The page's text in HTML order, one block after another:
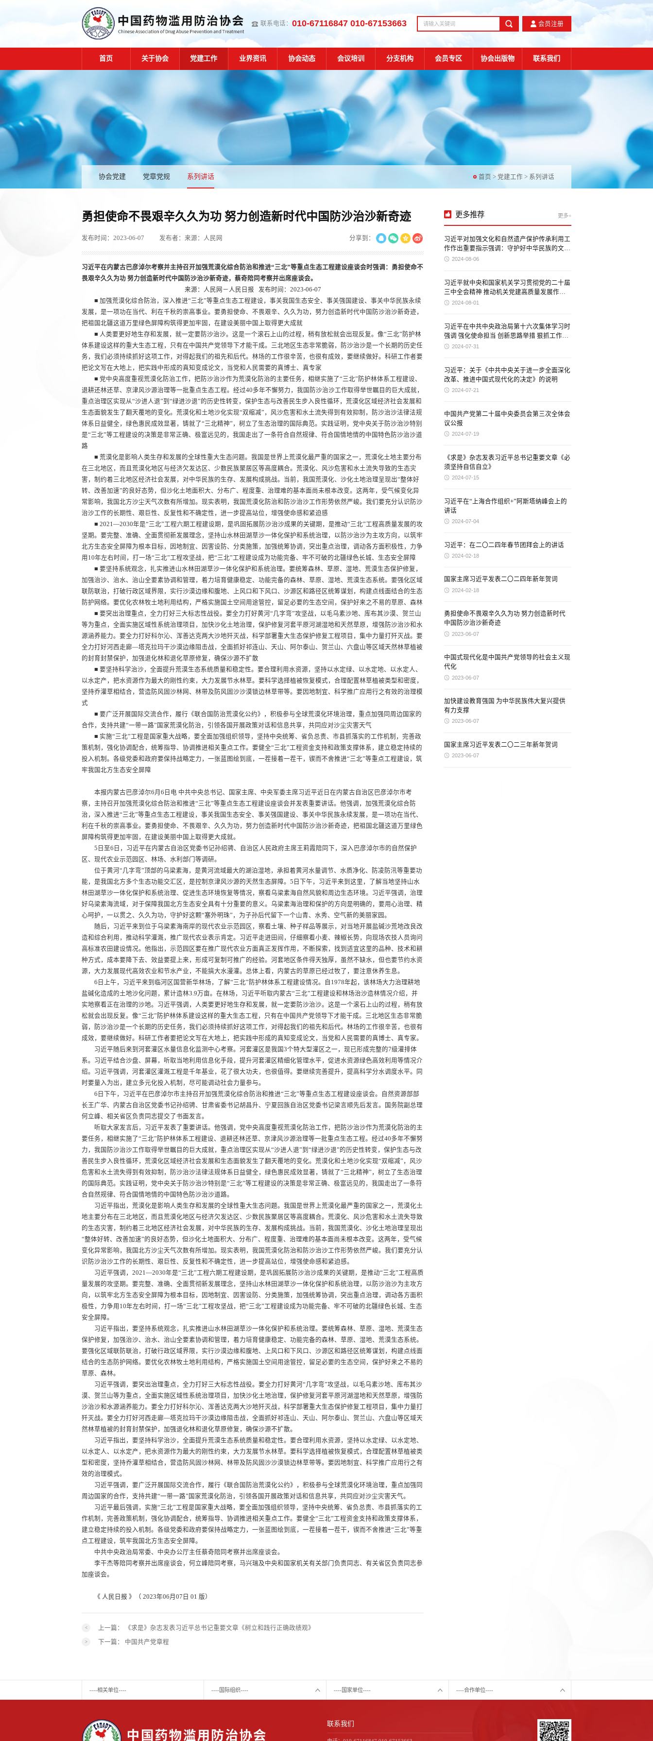
联系电话：010-67116847 010-67153663 会员注册
首页 关于协会 党建工作 业界资讯 协会动态 会议培训 分支机构 会员专区 协会出版物 联系我们
协会党建 党章党规 系列讲话 首页 > 党建工作 > 系列讲话
勇担使命不畏艰辛久久为功 努力创造新时代中国防沙治沙新奇迹
发布时间：2023-06-07 发布者：来源：人民网 分享到：
习近平在内蒙古巴彦淖尔考察并主持召开加强荒漠化综合防治和推进“三北”等重点生态工程建设座谈会时强调：勇担使命不
畏艰辛久久为功 努力创造新时代中国防沙治沙新奇迹，蔡奇陪同考察并出席座谈会。
来源：人民网－人民日报 发布时间：2023-06-07
■ 加强荒漠化综合防治，深入推进“三北”等重点生态工程建设，事关我国生态安全、事关强国建设、事关中华民族永续
发展，是一项功在当代、利在千秋的崇高事业。要勇担使命、不畏艰辛、久久为功，努力创造新时代中国防沙治沙新奇迹，
把祖国北疆这道万里绿色屏障构筑得更加牢固，在建设美丽中国上取得更大成就
■ 人类要更好地生存和发展，就一定要防沙治沙。这是一个滚石上山的过程，稍有放松就会出现反复。像“三北”防护林
体系建设这样的重大生态工程，只有在中国共产党领导下才能干成。三北地区生态非常脆弱，防沙治沙是一个长期的历史任
务，我们必须持续抓好这项工作，对得起我们的祖先和后代。林场的工作很辛苦，也很有成效，要继续做好。科研工作者要
把论文写在大地上，把实践中形成的真知变成论文，当党和人民需要的真博士、真专家
■ 党中央高度重视荒漠化防治工作，把防沙治沙作为荒漠化防治的主要任务，相继实施了“三北”防护林体系工程建设、
退耕还林还草、京津风沙源治理等一批重点生态工程。经过40多年不懈努力，我国防沙治沙工作取得举世瞩目的巨大成就，
重点治理区实现从“沙进人退”到“绿进沙退”的历史性转变，保护生态与改善民生步入良性循环，荒漠化区域经济社会发展和
生态面貌发生了翻天覆地的变化。荒漠化和土地沙化实现“双缩减”，风沙危害和水土流失得到有效抑制，防沙治沙法律法规
体系日益健全，绿色惠民成效显著，铸就了“三北精神”，树立了生态治理的国际典范。实践证明，党中央关于防沙治沙特别
是“三北”等工程建设的决策是非常正确、极富远见的，我国走出了一条符合自然规律、符合国情地情的中国特色防沙治沙道
路
■ 荒漠化是影响人类生存和发展的全球性重大生态问题。我国是世界上荒漠化最严重的国家之一，荒漠化土地主要分布
在三北地区，而且荒漠化地区与经济欠发达区、少数民族聚居区等高度耦合。荒漠化、风沙危害和水土流失导致的生态灾
害，制约着三北地区经济社会发展，对中华民族的生存、发展构成挑战。当前，我国荒漠化、沙化土地治理呈现出“整体好
转、改善加速”的良好态势，但沙化土地面积大、分布广、程度重、治理难的基本面尚未根本改变。这两年，受气候变化异
常影响，我国北方沙尘天气次数有所增加。现实表明，我国荒漠化防治和防沙治沙工作形势依然严峻。我们要充分认识防沙
治沙工作的长期性、艰巨性、反复性和不确定性，进一步提高站位，增强使命感和紧迫感
■ 2021—2030年是“三北”工程六期工程建设期，是巩固拓展防沙治沙成果的关键期，是推动“三北”工程高质量发展的攻
坚期。要完整、准确、全面贯彻新发展理念，坚持山水林田湖草沙一体化保护和系统治理，以防沙治沙为主攻方向，以筑牢
北方生态安全屏障为根本目标，因地制宜、因害设防、分类施策，加强统筹协调，突出重点治理，调动各方面积极性，力争
用10年左右时间，打一场“三北”工程攻坚战，把“三北”工程建设成为功能完备、牢不可破的北疆绿色长城、生态安全屏障
■ 要坚持系统观念，扎实推进山水林田湖草沙一体化保护和系统治理。要统筹森林、草原、湿地、荒漠生态保护修复，
加强治沙、治水、治山全要素协调和管理，着力培育健康稳定、功能完备的森林、草原、湿地、荒漠生态系统。要强化区域
联防联治，打破行政区域界限，实行沙漠边缘和腹地、上风口和下风口、沙源区和路径区统筹谋划，构建点线面结合的生态
防护网络。要优化农林牧土地利用结构，严格实施国土空间用途管控，留足必要的生态空间，保护好来之不易的草原、森林
■ 要突出治理重点，全力打好三大标志性战役。要全力打好黄河“几字弯”攻坚战，以毛乌素沙地、库布其沙漠、贺兰山
等为重点，全面实施区域性系统治理项目，加快沙化土地治理，保护修复河套平原河湖湿地和天然草原，增强防沙治沙和水
源涵养能力。要全力打好科尔沁、浑善达克两大沙地歼灭战，科学部署重大生态保护修复工程项目，集中力量打歼灭战。要
全力打好河西走廊—塔克拉玛干沙漠边缘阻击战，全面抓好祁连山、天山、阿尔泰山、贺兰山、六盘山等区域天然林草植被
的封育封禁保护，加强退化林和退化草原修复，确保沙源不扩散
■ 要坚持科学治沙，全面提升荒漠生态系统质量和稳定性。要合理利用水资源，坚持以水定绿、以水定地、以水定人、
以水定产，把水资源作为最大的刚性约束，大力发展节水林草。要科学选择植被恢复模式，合理配置林草植被类型和密度，
坚持乔灌草相结合，营造防风固沙林网、林带及防风固沙沙漠锁边林草带等。要因地制宜、科学推广应用行之有效的治理模
式
■ 要广泛开展国际交流合作，履行《联合国防治荒漠化公约》，积极参与全球荒漠化环境治理，重点加强同周边国家的
合作，支持共建“一带一路”国家荒漠化防治，引领各国开展政策对话和信息共享，共同应对沙尘灾害天气
■ 实施“三北”工程是国家重大战略，要全面加强组织领导，坚持中央统筹、省负总责、市县抓落实的工作机制，完善政
策机制，强化协调配合，统筹指导、协调推进相关重点工作。要健全“三北”工程资金支持和政策支撑体系，建立稳定持续的
投入机制。各级党委和政府要保持战略定力，一张蓝图绘到底，一茬接着一茬干，锲而不舍推进“三北”等重点工程建设，筑
牢我国北方生态安全屏障
本报内蒙古巴彦淖尔6月6日电 中共中央总书记、国家主席、中央军委主席习近平近日在内蒙古自治区巴彦淖尔市考
察，主持召开加强荒漠化综合防治和推进“三北”等重点生态工程建设座谈会并发表重要讲话。他强调，加强荒漠化综合防
治，深入推进“三北”等重点生态工程建设，事关我国生态安全、事关强国建设、事关中华民族永续发展，是一项功在当代、
利在千秋的崇高事业。要勇担使命、不畏艰辛、久久为功，努力创造新时代中国防沙治沙新奇迹，把祖国北疆这道万里绿色
屏障构筑得更加牢固，在建设美丽中国上取得更大成就。
5日至6日，习近平在内蒙古自治区党委书记孙绍骋、自治区人民政府主席王莉霞陪同下，深入巴彦淖尔市的自然保护
区、现代农业示范园区、林场、水利部门等调研。
位于黄河“几字弯”顶部的乌梁素海，是黄河流域最大的湖泊湿地，承担着黄河水量调节、水质净化、防凌防汛等重要功
能，是我国北方多个生态功能交汇区，是控制京津风沙源的天然生态屏障。5日下午，习近平来到这里，了解当地坚持山水
林田湖草沙一体化保护和系统治理、促进生态环境恢复等情况，察看乌梁素海自然风貌和周边生态环境。习近平强调，治理
好乌梁素海流域，对于保障我国北方生态安全具有十分重要的意义。乌梁素海治理和保护的方向是明确的，要用心治理、精
心呵护，一以贯之、久久为功，守护好这颗“塞外明珠”，为子孙后代留下一个山青、水秀、空气新的美丽家园。
随后，习近平来到位于乌梁素海南岸的现代农业示范园区，察看土壤、种子样品等展示，对当地开展盐碱沙荒地改良改
造和综合利用，推动科学灌溉，推广现代农业表示肯定。习近平走进田间，仔细察看小麦、辣椒长势，向现场农技人员询问
高标准农田建设情况。他指出，示范园区要在推广现代农业方面真正发挥作用，不断探索，找到适宜这里的品种、技术和耕
种方式，成本要降下去、效益要提上来，形成可复制可推广的经验。河套地区条件得天独厚，虽然不缺水，但也要节约水资
源，大力发展现代高效农业和节水产业，不能搞大水漫灌。总体上看，内蒙古的草原已经过牧了，要注意休养生息。
6日上午，习近平来到临河区国营新华林场，了解“三北”防护林体系工程建设情况。自1978年起，该林场大力治理耕地
盐碱化造成的土地沙化问题，累计造林3.9万亩。在林场，习近平听取内蒙古“三北”工程建设和林场治沙造林情况介绍，并
实地察看正在治理的沙地。习近平强调，人类要更好地生存和发展，就一定要防沙治沙。这是一个滚石上山的过程，稍有放
松就会出现反复。像“三北”防护林体系建设这样的重大生态工程，只有在中国共产党领导下才能干成。三北地区生态非常脆
弱，防沙治沙是一个长期的历史任务，我们必须持续抓好这项工作，对得起我们的祖先和后代。林场的工作很辛苦，也很有
成效，要继续做好。科研工作者要把论文写在大地上，把实践中形成的真知变成论文，当党和人民需要的真博士、真专家。
习近平随后来到河套灌区水量信息化监测中心考察。河套灌区是我国3个特大型灌区之一，现已形成完整的7级灌排体
系。习近平结合沙盘、屏幕，听取当地利用信息化手段，提升河套灌区精细化管理水平，促进水资源绿色高效利用等情况介
绍。习近平强调，河套灌区灌溉工程是千年基业，花了很大功夫，也很值得。要继续完善提升，提高科学分水调度水平。同
时要量入为出，建立多元化投入机制，尽可能调动社会力量参与。
6日下午，习近平在巴彦淖尔市主持召开加强荒漠化综合防治和推进“三北”等重点生态工程建设座谈会。自然资源部部
长王广华、内蒙古自治区党委书记孙绍骋、甘肃省委书记胡昌升、宁夏回族自治区党委书记梁言顺先后发言。国务院副总理
何立峰、相关省区负责同志提交了书面发言。
听取大家发言后，习近平发表了重要讲话。他强调，党中央高度重视荒漠化防治工作，把防沙治沙作为荒漠化防治的主
要任务，相继实施了“三北”防护林体系工程建设、退耕还林还草、京津风沙源治理等一批重点生态工程。经过40多年不懈努
力，我国防沙治沙工作取得举世瞩目的巨大成就，重点治理区实现从“沙进人退”到“绿进沙退”的历史性转变，保护生态与改
善民生步入良性循环，荒漠化区域经济社会发展和生态面貌发生了翻天覆地的变化。荒漠化和土地沙化实现“双缩减”，风沙
危害和水土流失得到有效抑制，防沙治沙法律法规体系日益健全，绿色惠民成效显著，铸就了“三北精神”，树立了生态治理
的国际典范。实践证明，党中央关于防沙治沙特别是“三北”等工程建设的决策是非常正确、极富远见的，我国走出了一条符
合自然规律、符合国情地情的中国特色防沙治沙道路。
习近平指出，荒漠化是影响人类生存和发展的全球性重大生态问题。我国是世界上荒漠化最严重的国家之一，荒漠化土
地主要分布在三北地区，而且荒漠化地区与经济欠发达区、少数民族聚居区等高度耦合。荒漠化、风沙危害和水土流失导致
的生态灾害，制约着三北地区经济社会发展，对中华民族的生存、发展构成挑战。当前，我国荒漠化、沙化土地治理呈现出
“整体好转、改善加速”的良好态势，但沙化土地面积大、分布广、程度重、治理难的基本面尚未根本改变。这两年，受气候
变化异常影响，我国北方沙尘天气次数有所增加。现实表明，我国荒漠化防治和防沙治沙工作形势依然严峻。我们要充分认
识防沙治沙工作的长期性、艰巨性、反复性和不确定性，进一步提高站位，增强使命感和紧迫感。
习近平强调，2021—2030年是“三北”工程六期工程建设期，是巩固拓展防沙治沙成果的关键期，是推动“三北”工程高质
量发展的攻坚期。要完整、准确、全面贯彻新发展理念，坚持山水林田湖草沙一体化保护和系统治理，以防沙治沙为主攻方
向，以筑牢北方生态安全屏障为根本目标，因地制宜、因害设防、分类施策，加强统筹协调，突出重点治理，调动各方面积
极性，力争用10年左右时间，打一场“三北”工程攻坚战，把“三北”工程建设成为功能完备、牢不可破的北疆绿色长城、生态
安全屏障。
习近平指出，要坚持系统观念，扎实推进山水林田湖草沙一体化保护和系统治理。要统筹森林、草原、湿地、荒漠生态
保护修复，加强治沙、治水、治山全要素协调和管理，着力培育健康稳定、功能完备的森林、草原、湿地、荒漠生态系统。
要强化区域联防联治，打破行政区域界限，实行沙漠边缘和腹地、上风口和下风口、沙源区和路径区统筹谋划，构建点线面
结合的生态防护网络。要优化农林牧土地利用结构，严格实施国土空间用途管控，留足必要的生态空间，保护好来之不易的
草原、森林。
习近平强调，要突出治理重点，全力打好三大标志性战役。要全力打好黄河“几字弯”攻坚战，以毛乌素沙地、库布其沙
漠、贺兰山等为重点，全面实施区域性系统治理项目，加快沙化土地治理，保护修复河套平原河湖湿地和天然草原，增强防
沙治沙和水源涵养能力。要全力打好科尔沁、浑善达克两大沙地歼灭战，科学部署重大生态保护修复工程项目，集中力量打
歼灭战。要全力打好河西走廊—塔克拉玛干沙漠边缘阻击战，全面抓好祁连山、天山、阿尔泰山、贺兰山、六盘山等区域天
然林草植被的封育封禁保护，加强退化林和退化草原修复，确保沙源不扩散。
习近平指出，要坚持科学治沙，全面提升荒漠生态系统质量和稳定性。要合理利用水资源，坚持以水定绿、以水定地、
以水定人、以水定产，把水资源作为最大的刚性约束，大力发展节水林草。要科学选择植被恢复模式，合理配置林草植被类
型和密度，坚持乔灌草相结合，营造防风固沙林网、林带及防风固沙沙漠锁边林草带等。要因地制宜、科学推广应用行之有
效的治理模式。
习近平强调，要广泛开展国际交流合作，履行《联合国防治荒漠化公约》，积极参与全球荒漠化环境治理，重点加强同
周边国家的合作，支持共建“一带一路”国家荒漠化防治，引领各国开展政策对话和信息共享，共同应对沙尘灾害天气。
习近平最后强调，实施“三北”工程是国家重大战略，要全面加强组织领导，坚持中央统筹、省负总责、市县抓落实的工
作机制，完善政策机制，强化协调配合，统筹指导、协调推进相关重点工作。要健全“三北”工程资金支持和政策支撑体系，
建立稳定持续的投入机制。各级党委和政府要保持战略定力，一张蓝图绘到底，一茬接着一茬干，锲而不舍推进“三北”等重
点工程建设，筑牢我国北方生态安全屏障。
中共中央政治局常委、中央办公厅主任蔡奇陪同考察并出席座谈会。
李干杰等陪同考察并出席座谈会，何立峰陪同考察，马兴瑞及中央和国家机关有关部门负责同志、有关省区负责同志参
加座谈会。
《 人民日报 》（ 2023年06月07日 01 版）
上一篇： 《求是》杂志发表习近平总书记重要文章《树立和践行正确政绩观》
下一篇： 中国共产党章程
更多推荐 更多+
习近平对加强文化和自然遗产保护传承利用工
作作出重要指示强调：守护好中华民族的文化
瑰宝和自然珍宝 让文化和自然遗产在新时代
2024-08-06
习近平就中央和国家机关学习贯彻党的二十届
三中全会精神 推动机关党建高质量发展作出
重要指示
2024-08-01
习近平在中共中央政治局第十六次集体学习时
强调 强化使命担当 创新思路举措 狠抓工作落
实 努力建设强大稳固的现代边海空防
2024-07-31
习近平：关于《中共中央关于进一步全面深化
改革、推进中国式现代化的决定》的说明
2024-07-21
中国共产党第二十届中央委员会第三次全体会
议公报
2024-07-19
《求是》杂志发表习近平总书记重要文章《必
须坚持自信自立》
2024-07-15
习近平在“上海合作组织+”阿斯塔纳峰会上的
讲话
2024-07-04
习近平：在二〇二四年春节团拜会上的讲话
2024-02-18
国家主席习近平发表二〇二四年新年贺词
2024-02-18
勇担使命不畏艰辛久久为功 努力创造新时代
中国防沙治沙新奇迹
2023-06-07
中国式现代化是中国共产党领导的社会主义现
代化
2023-06-07
加快建设教育强国 为中华民族伟大复兴提供
有力支撑
2023-06-07
国家主席习近平发表二〇二三年新年贺词
2023-06-07
----相关单位---- ----国际组织---- ----国家单位---- ----合作单位----
联系我们